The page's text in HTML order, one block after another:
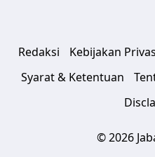
Redaksi Kebijakan
Syarat & Ketentuan
© 2026